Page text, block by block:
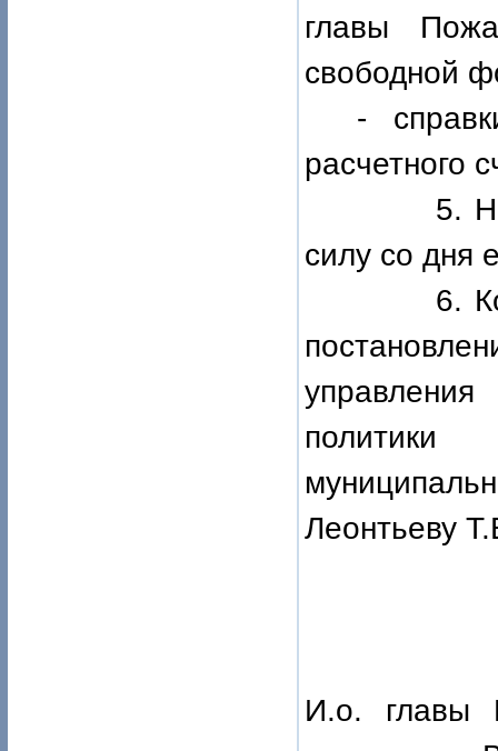
главы
свободной
-
расчетного
5.
силу со дня
6.
Леонтьеву
И.о. главы